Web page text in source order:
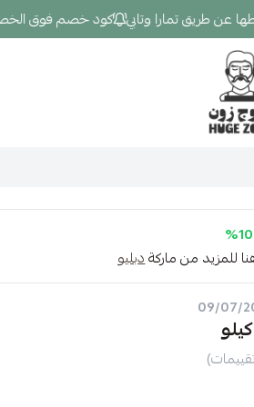
طريق تمارا وتابي كود خصم فوق الخصم (HZ)
للمزيد من ماركةدبليو